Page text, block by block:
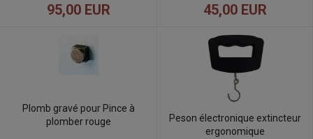
95,00 EUR 45,00 EUR
Plomb gravé pour Pince à
plomber rouge
Peson électronique extincteur
ergonomique